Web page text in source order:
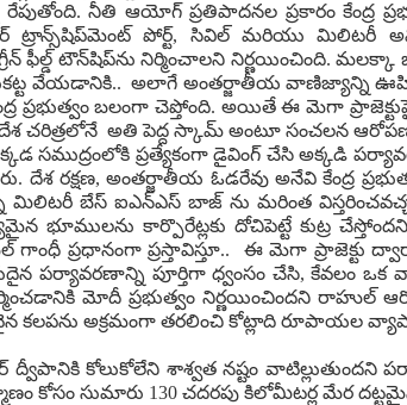
నీతి ఆయోగ్ ప్రతిపాదనల ప్రకారం కేంద్ర
ట్రాన్స్‌షిప్‌మెంట్ పోర్ట్, సివిల్ మరియు మిలిటరీ
ఫీల్డ్ టౌన్‌షిప్‌ను నిర్మించాలని నిర్ణయించింది.
వేయడానికి.. అలాగే అంతర్జాతీయ వాణిజ్యాన్ని
ప్రభుత్వం బలంగా చెప్తోంది. అయితే ఈ మెగా
చరిత్రలోనే అతి పెద్ద స్కామ్ అంటూ సంచలన
సముద్రంలోకి ప్రత్యేకంగా డైవింగ్ చేసి అక్కడి
రక్షణ, అంతర్జాతీయ ఓడరేవు అనేవి కేంద్ర
మిలిటరీ బేస్ ఐఎన్ఎస్ బాజ్ ను మరింత
భూములను కార్పొరేట్లకు దోచిపెట్టే కుట్ర
ప్రధానంగా ప్రస్తావిస్తూ.. ఈ మెగా ప్రాజెక్టు
పర్యావరణాన్ని పూర్తిగా ధ్వంసం చేసి, కేవలం ఒక
మోదీ ప్రభుత్వం నిర్ణయించిందని రాహుల్
కలపను అక్రమంగా తరలించి కోట్లాది రూపాయల
కోలుకోలేని శాశ్వత నష్టం వాటిల్లుతుందని
కోసం సుమారు 130 చదరపు కిలోమీటర్ల మేర